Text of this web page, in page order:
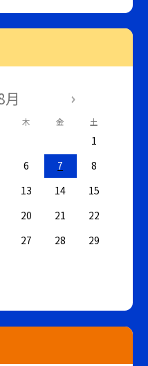
月
木 金 土
1
6 7
8
13 14
15
20 21
22
27 28
29